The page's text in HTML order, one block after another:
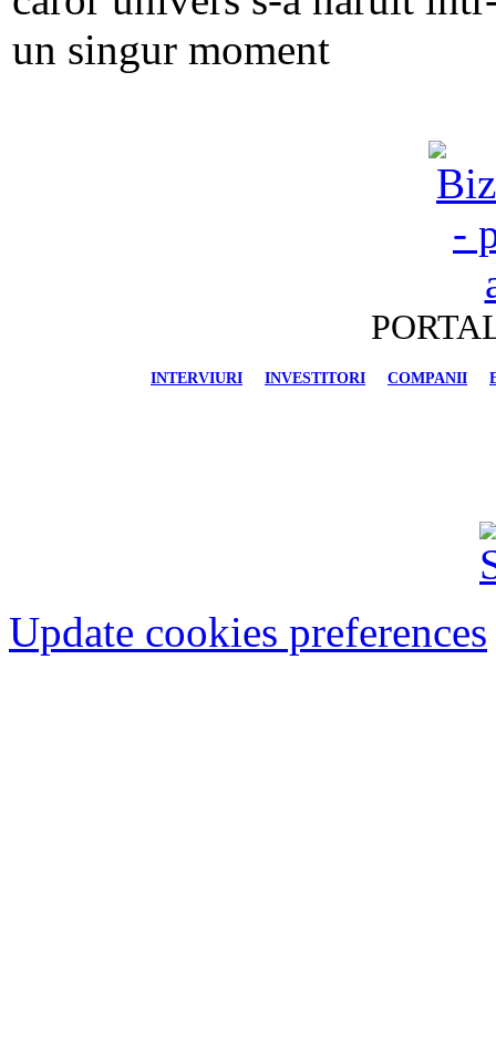
INTERVIURI INVESTITORI COMPANII
Update cookies preferences